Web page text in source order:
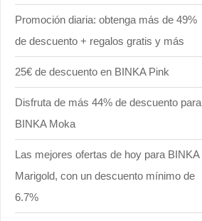
Promoción diaria: obtenga más de 49%
de descuento + regalos gratis y más
25€ de descuento en BINKA Pink
Disfruta de más 44% de descuento para
BINKA Moka
Las mejores ofertas de hoy para BINKA
Marigold, con un descuento mínimo de
6.7%